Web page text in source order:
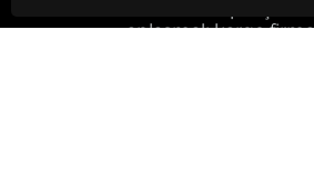
anlaşmalı kargo